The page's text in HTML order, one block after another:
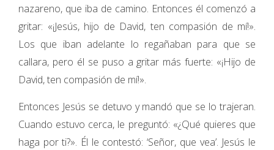
nazareno, que iba de camino. Entonces él comenzó a
gritar: «¡Jesús, hijo de David, ten compasión de mí!».
Los que iban adelante lo regañaban para que se
callara, pero él se puso a gritar más fuerte: «¡Hijo de
David, ten compasión de mí!».
Entonces Jesús se detuvo y mandó que se lo trajeran.
Cuando estuvo cerca, le preguntó: «¿Qué quieres que
haga por ti?». Él le contestó: ‘Señor, que vea’. Jesús le